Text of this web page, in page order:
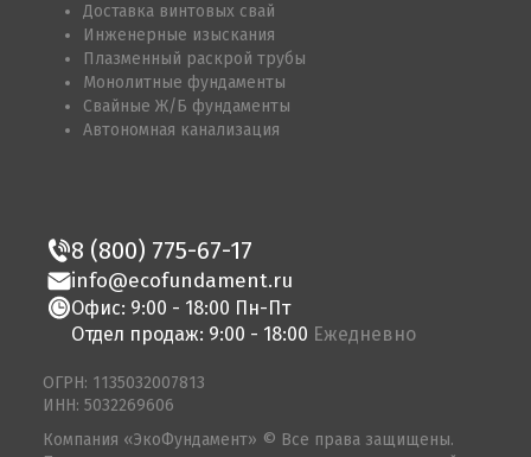
Доставка винтовых свай
Инженерные изыскания
Плазменный раскрой трубы
Монолитные фундаменты
Свайные Ж/Б фундаменты
Автономная канализация
8 (800) 775-67-17
info@ecofundament.ru
Офис: 9:00 - 18:00 Пн-Пт
Отдел продаж: 9:00 - 18:00 Ежедневно
ОГРН: 1135032007813
ИНН: 5032269606
Компания «ЭкоФундамент» © Все права защищены.